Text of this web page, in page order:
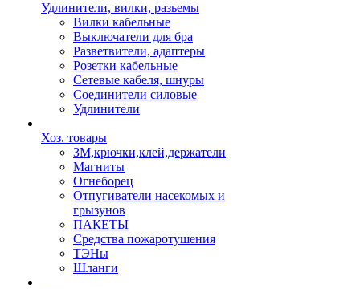
Удлинители, вилки, разьемы
Вилки кабельные
Выключатели для бра
Разветвители, адаптеры
Розетки кабельные
Сетевые кабеля, шнуры
Соединители силовые
Удлинители
Хоз. товары
ЗМ,крючки,клей,держатели
Магниты
Огнеборец
Отпугиватели насекомых и
грызунов
ПАКЕТЫ
Средства пожаротушения
ТЭНы
Шланги